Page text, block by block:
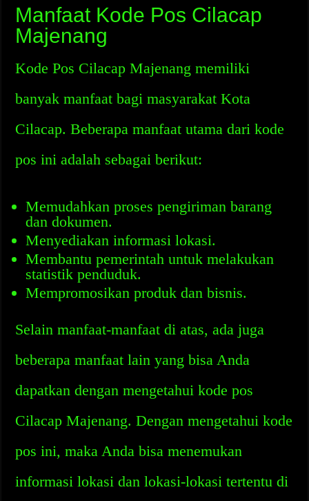
Manfaat Kode Pos Cilacap
Majenang
Kode Pos Cilacap Majenang memiliki
banyak manfaat bagi masyarakat Kota
Cilacap. Beberapa manfaat utama dari kode
pos ini adalah sebagai berikut:
Memudahkan proses pengiriman barang
dan dokumen.
Menyediakan informasi lokasi.
Membantu pemerintah untuk melakukan
statistik penduduk.
Mempromosikan produk dan bisnis.
Selain manfaat-manfaat di atas, ada juga
beberapa manfaat lain yang bisa Anda
dapatkan dengan mengetahui kode pos
Cilacap Majenang. Dengan mengetahui kode
pos ini, maka Anda bisa menemukan
informasi lokasi dan lokasi-lokasi tertentu di